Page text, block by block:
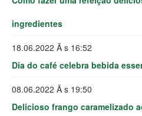
ingredientes
18.06.2022 Ã s 16:52
Dia do café celebra bebida
08.06.2022 Ã s 19:50
Delicioso frango caramelizado